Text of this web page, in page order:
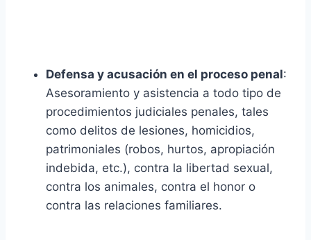
Defensa y acusación en el proceso penal:
Asesoramiento y asistencia a todo tipo de
procedimientos judiciales penales, tales
como delitos de lesiones, homicidios,
patrimoniales (robos, hurtos, apropiación
indebida, etc.), contra la libertad sexual,
contra los animales, contra el honor o
contra las relaciones familiares.